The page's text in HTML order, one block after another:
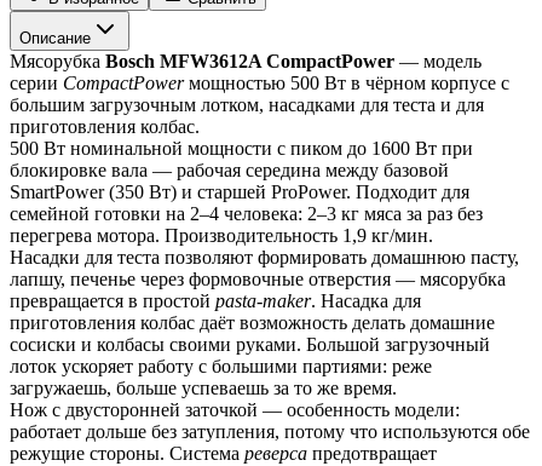
Описание
Мясорубка Bosch MFW3612A CompactPower — модель
серии CompactPower мощностью 500 Вт в чёрном корпусе с
большим загрузочным лотком, насадками для теста и для
приготовления колбас.
500 Вт номинальной мощности с пиком до 1600 Вт при
блокировке вала — рабочая середина между базовой
SmartPower (350 Вт) и старшей ProPower. Подходит для
семейной готовки на 2–4 человека: 2–3 кг мяса за раз без
перегрева мотора. Производительность 1,9 кг/мин.
Насадки для теста позволяют формировать домашнюю пасту,
лапшу, печенье через формовочные отверстия — мясорубка
превращается в простой pasta-maker. Насадка для
приготовления колбас даёт возможность делать домашние
сосиски и колбасы своими руками. Большой загрузочный
лоток ускоряет работу с большими партиями: реже
загружаешь, больше успеваешь за то же время.
Нож с двусторонней заточкой — особенность модели:
работает дольше без затупления, потому что используются обе
режущие стороны. Система реверса предотвращает